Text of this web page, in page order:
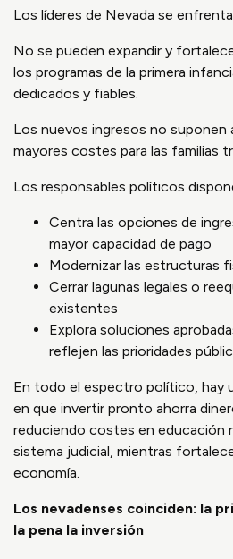
Los líderes de Nevada se
No se pueden expandir y
los programas de la primera
dedicados y fiables.
Los nuevos ingresos no
mayores costes para las familias
Los responsables políticos
Centra las opciones de
mayor capacidad de pago
Modernizar las estructuras
Cerrar lagunas legales o
existentes
Explora soluciones
reflejen las prioridades
En todo el espectro político, hay
en que invertir pronto ahorra
reduciendo costes en educación
sistema judicial, mientras
economía.
Los nevadenses coinciden: la
la pena la inversión